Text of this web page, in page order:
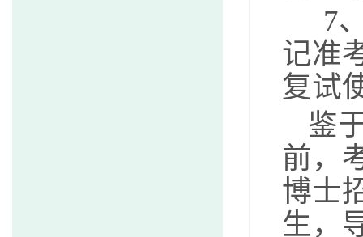
7
记准
复试
鉴
前，
博士
生，